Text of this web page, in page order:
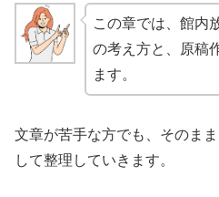
この章では、館内
の考え方と、原稿
ます。
文章が苦手な方でも、そのま
して整理していきます。